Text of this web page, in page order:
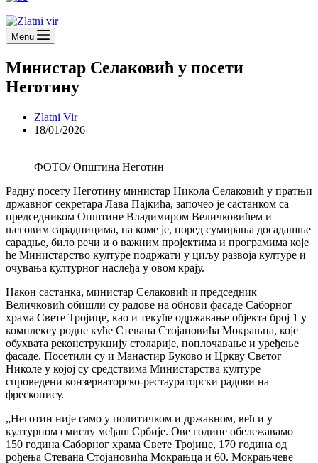
Menu
Министар Селаковић у посети
Неготину
Zlatni Vir
18/01/2026
ФОТО/ Општина Неготин
Радну посету Неготину министар Никола Селаковић у пратњи
државног секретара Лава Пајкића, започео је састанком са
председником Општине Владимиром Величковићем и
његовим сарадницима, на коме је, поред сумирања досадашње
сарадње, било речи и о важним пројектима и програмима које
ће Министарство културе подржати у циљу развоја културе и
очувања културног наслеђа у овом крају.
Након састанка, министар Селаковић и председник
Величковић обишли су радове на обнови фасаде Саборног
храма Свете Тројице, као и текуће одржавање објекта број 1 у
комплексу родне куће Стевана Стојановића Мокрањца, које
обухвата реконструкцију столарије, поплочавање и уређење
фасаде. Посетили су и Манастир Буково и Цркву Светог
Николе у којој су средствима Министарства културе
спроведени конзерваторско-рестаураторски радови на
фрескопису.
„Неготин није само у политичком и државном, већ и у
културном смислу међаш Србије. Ове године обележавамо
150 година Саборног храма Свете Тројице, 170 година од
рођења Стевана Стојановића Мокрањца и 60. Мокрањчеве